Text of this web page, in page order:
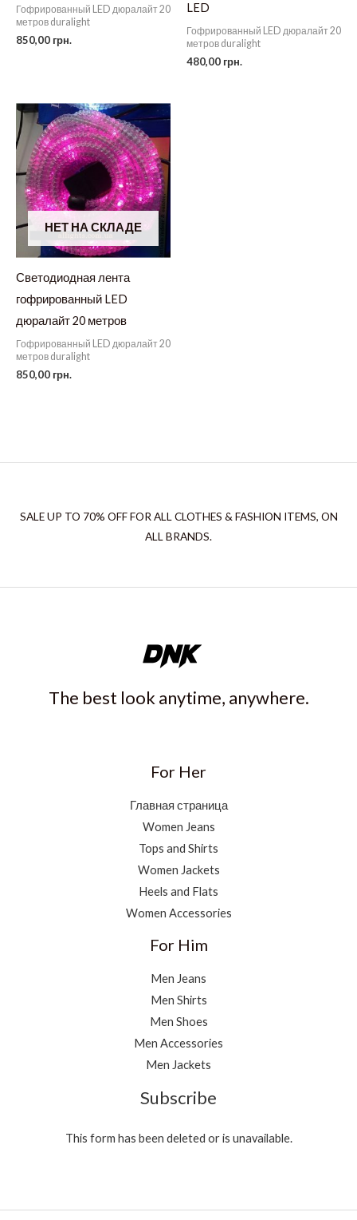
Гофрированный LED дюралайт 20
метров duralight
850,00 грн.
LED
Гофрированный LED дюралайт 20
метров duralight
480,00 грн.
НЕТ НА СКЛАДЕ
Светодиодная лента
гофрированный LED
дюралайт 20 метров
Гофрированный LED дюралайт 20
метров duralight
850,00 грн.
SALE UP TO 70% OFF FOR ALL CLOTHES & FASHION ITEMS, ON
ALL BRANDS.
The best look anytime, anywhere.
For Her
Главная страница
Women Jeans
Tops and Shirts
Women Jackets
Heels and Flats
Women Accessories
For Him
Men Jeans
Men Shirts
Men Shoes
Men Accessories
Men Jackets
Subscribe
This form has been deleted or is unavailable.